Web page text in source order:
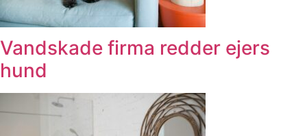
Vandskade firma redder ejers
hund